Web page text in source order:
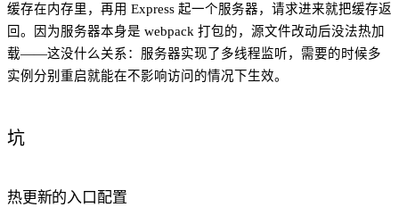
缓存在内存里，再用 Express 起一个服务器，请求进来就把缓存返
回。因为服务器本身是 webpack 打包的，源文件改动后没法热加
载——这没什么关系：服务器实现了多线程监听，需要的时候多
实例分别重启就能在不影响访问的情况下生效。
坑
热更新的入口配置